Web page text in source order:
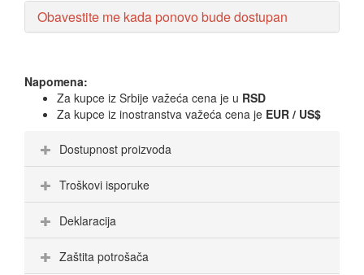
Obavestite me kada ponovo bude dostupan
Napomena:
Za kupce iz Srbije važeća cena je u RSD
Za kupce iz inostranstva važeća cena je EUR / US$
Dostupnost proizvoda
Troškovi isporuke
Deklaracija
Zaštita potrošača